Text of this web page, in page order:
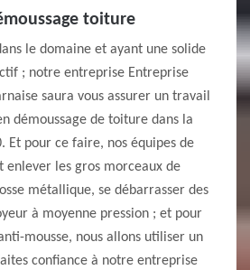
toiture
le domaine et ayant une solide
; notre entreprise Entreprise
saura vous assurer un travail
démoussage de toiture dans la
Et pour ce faire, nos équipes de
enlever les gros morceaux de
métallique, se débarrasser des
à moyenne pression ; et pour
mousse, nous allons utiliser un
confiance à notre entreprise